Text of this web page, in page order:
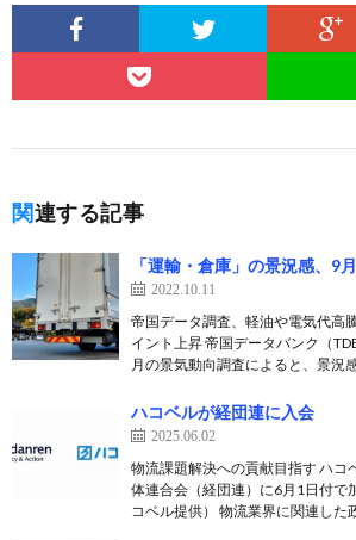
関連する記事
「運輸・倉庫」の景況感、9
2022.10.11
帝国データ調査、軽油や電気代高
イント上昇 帝国データバンク（
月の景気動向調査によると、景況
ハコベルが経団連に入会
2025.06.02
物流課題解決への貢献目指す ハコ
体連合会（経団連）に6月1日付で
コベル提供） 物流業界に関連した